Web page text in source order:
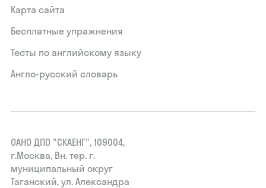
Карта сайта
Бесплатные упражнения
Тесты по английскому языку
Англо-русский словарь
ОАНО ДПО "СКАЕНГ", 109004,
г.Москва, Вн. тер. г.
муниципальный округ
Таганский, ул. Александра